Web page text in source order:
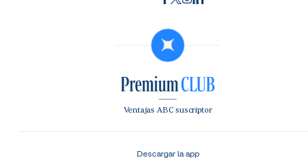
Ventajas ABC suscriptor
Descargar la app